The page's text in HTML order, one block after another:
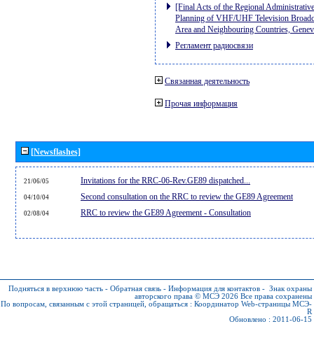
[Final Acts of the Regional
Planning of VHF/UHF Television
Area and Neighbouring Countries,
Регламент радиосвязи
Связанная деятельность
Прочая информация
[Newsflashes]
21/06/05 Invitations for the RRC-06-Rev.GE89 dispatched...
04/10/04 Second consultation on the RRC to review the GE89 Agreement
02/08/04 RRC to review the GE89 Agreement - Consultation
Подняться в верхнюю часть - Обратная связь - Информация для контактов - Знак охраны
авторского права © МСЭ 2026 Все права сохранены
По вопросам, связанным с этой страницей, обращаться : Координатор Web-страницы МСЭ-
R
Обновлено : 2011-06-15